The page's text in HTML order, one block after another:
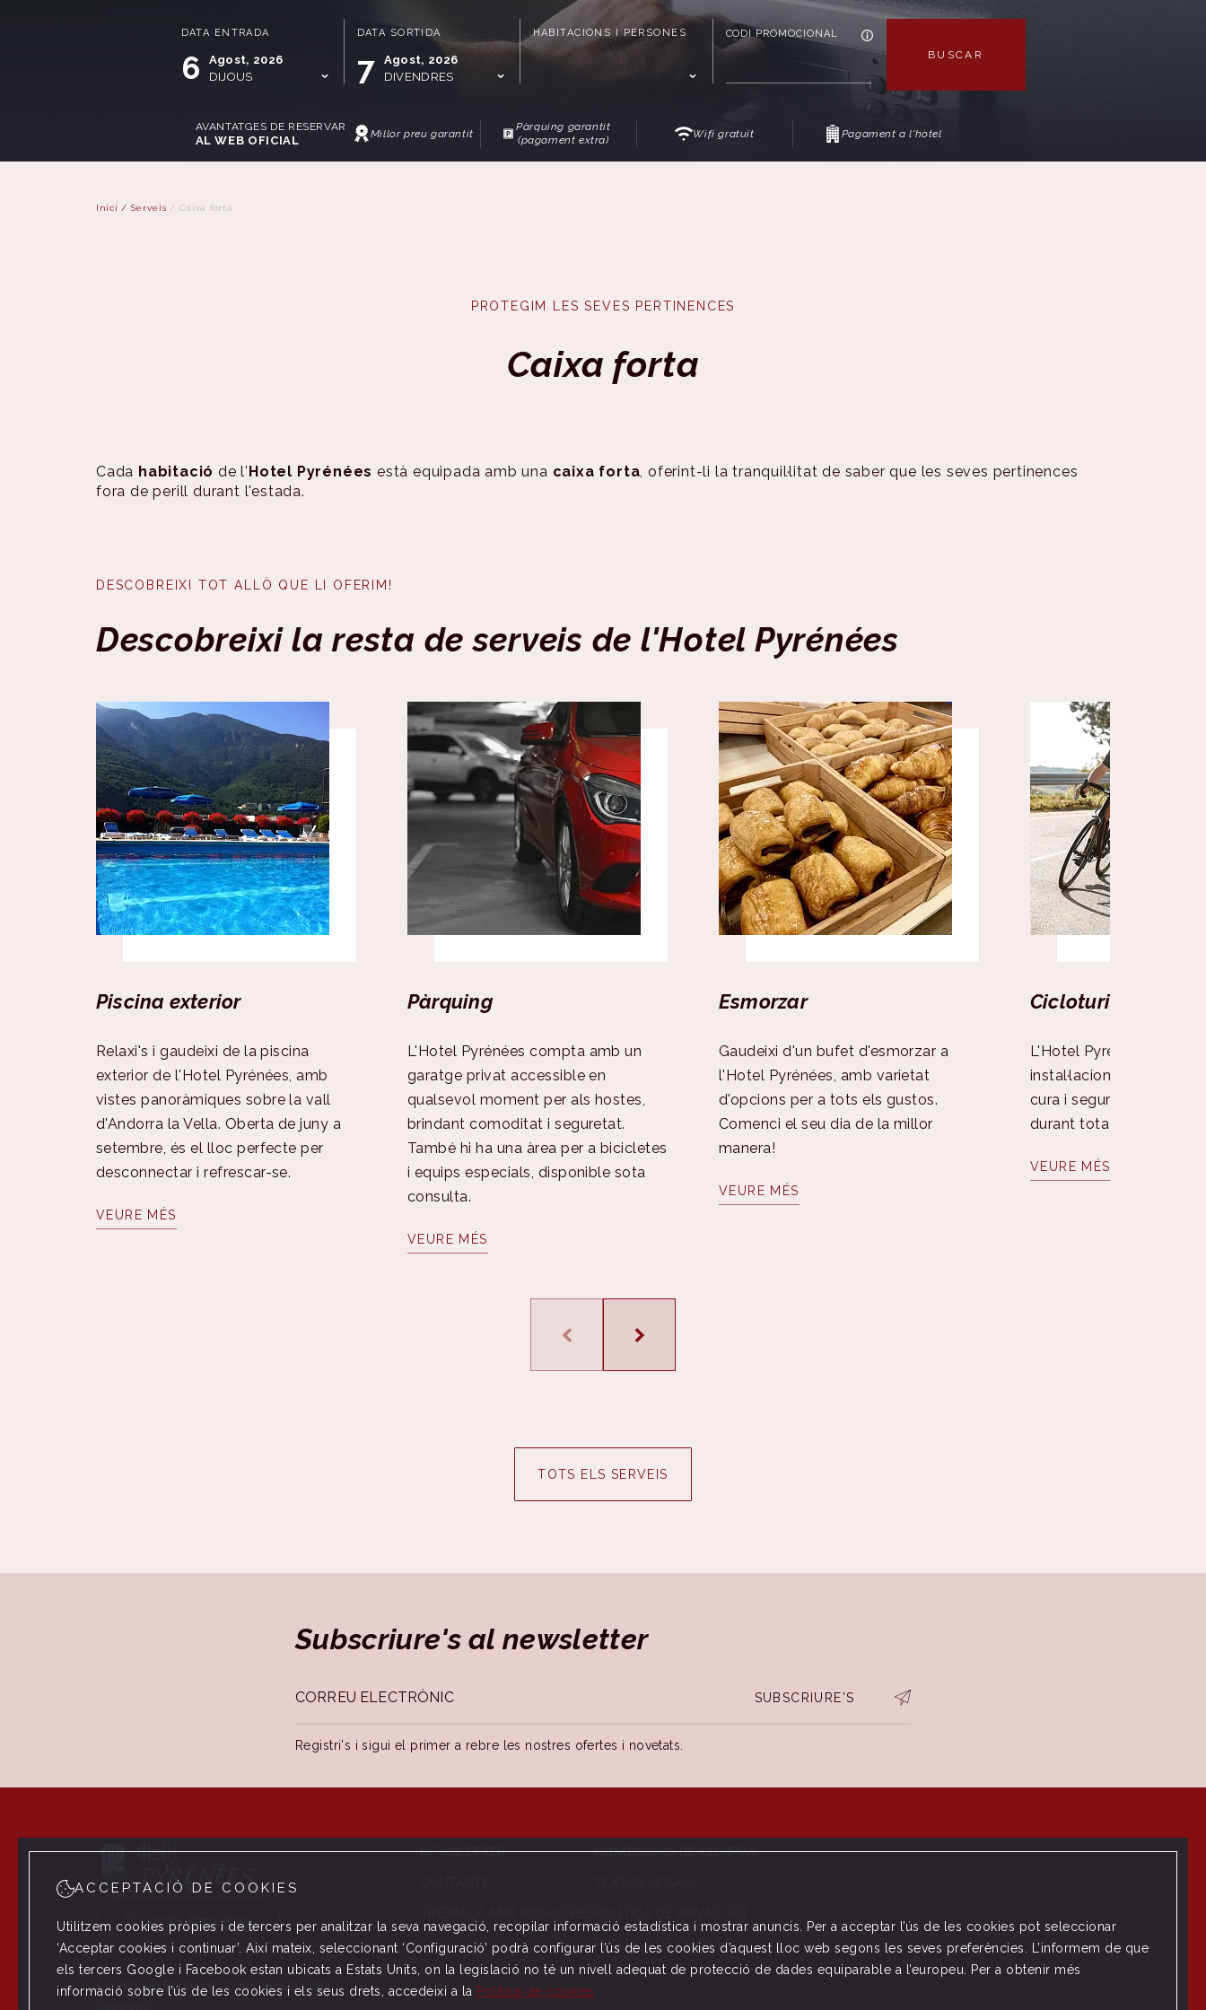
DATA ENTRADA
6
Agost, 2026
DIJOUS
DATA SORTIDA
7
Agost, 2026
DIVENDRES
HABITACIONS I PERSONES CODI PROMOCIONAL
BUSCAR
AVANTATGES DE RESERVAR
AL WEB OFICIAL
Millor preu garantit
Pàrquing garantit
(pagament extra)
Wifi gratuït Pagament a l'hotel
Inici / Serveis / Caixa forta
PROTEGIM LES SEVES PERTINENCES
Caixa forta
Cada habitació de l'Hotel Pyrénées està equipada amb una caixa forta, oferint-li la tranquil·litat de saber que les seves pertinences
fora de perill durant l'estada.
DESCOBREIXI TOT ALLÒ QUE LI OFERIM!
Descobreixi la resta de serveis de l'Hotel Pyrénées
Piscina exterior
Relaxi's i gaudeixi de la piscina
exterior de l'Hotel Pyrénées, amb
vistes panoràmiques sobre la vall
d'Andorra la Vella. Oberta de juny a
setembre, és el lloc perfecte per
desconnectar i refrescar-se.
VEURE MÉS
Pàrquing
L'Hotel Pyrénées compta amb un
garatge privat accessible en
qualsevol moment per als hostes,
brindant comoditat i seguretat.
També hi ha una àrea per a bicicletes
i equips especials, disponible sota
consulta.
VEURE MÉS
Esmorzar
Gaudeixi d'un bufet d'esmorzar a
l'Hotel Pyrénées, amb varietat
d'opcions per a tots els gustos.
Comenci el seu dia de la millor
manera!
VEURE MÉS
Cicloturisme
L'Hotel Pyrénées, ofereix
instal·lacions
cura i seguretat de la
durant tota la seva
VEURE MÉS
TOTS ELS SERVEIS
Subscriure's al newsletter
SUBSCRIURE'S
Registri's i sigui el primer a rebre les nostres ofertes i novetats.
+376 879 879
NEWSLETTER CONDICIONS DE COMPRA
POLÍTICA DE COOKIES
Av. Príncep Benlloch 20 Andorra la Vella
ACCEPTACIÓ DE COOKIES
Utilitzem cookies pròpies i de tercers per analitzar la seva navegació, recopilar informació estadística i mostrar anuncis. Per a acceptar l’ús de les cookies pot seleccionar
‘Acceptar cookies i continuar’. Així mateix, seleccionant ‘Configuració’ podrà configurar l’ús de les cookies d’aquest lloc web segons les seves preferències. L’informem de que
els tercers Google i Facebook estan ubicats a Estats Units, on la legislació no té un nivell adequat de protecció de dades equiparable a l’europeu. Per a obtenir més
informació sobre l’ús de les cookies i els seus drets, accedeixi a la Política de cookies